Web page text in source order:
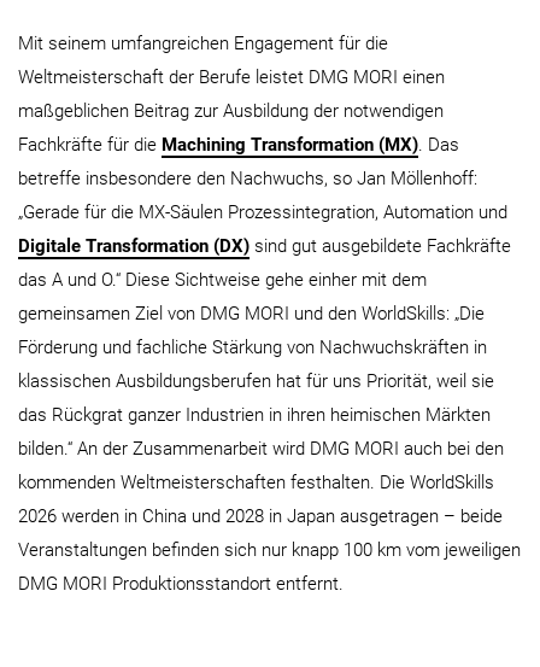
Mit seinem umfangreichen Engagement für die
Weltmeisterschaft der Berufe leistet DMG MORI einen
maßgeblichen Beitrag zur Ausbildung der notwendigen
Fachkräfte für die Machining Transformation (MX). Das
betreffe insbesondere den Nachwuchs, so Jan Möllenhoff:
„Gerade für die MX-Säulen Prozessintegration, Automation und
Digitale Transformation (DX) sind gut ausgebildete Fachkräfte
das A und O.“ Diese Sichtweise gehe einher mit dem
gemeinsamen Ziel von DMG MORI und den WorldSkills: „Die
Förderung und fachliche Stärkung von Nachwuchskräften in
klassischen Ausbildungsberufen hat für uns Priorität, weil sie
das Rückgrat ganzer Industrien in ihren heimischen Märkten
bilden.“ An der Zusammenarbeit wird DMG MORI auch bei den
kommenden Weltmeisterschaften festhalten. Die WorldSkills
2026 werden in China und 2028 in Japan ausgetragen – beide
Veranstaltungen befinden sich nur knapp 100 km vom jeweiligen
DMG MORI Produktionsstandort entfernt.